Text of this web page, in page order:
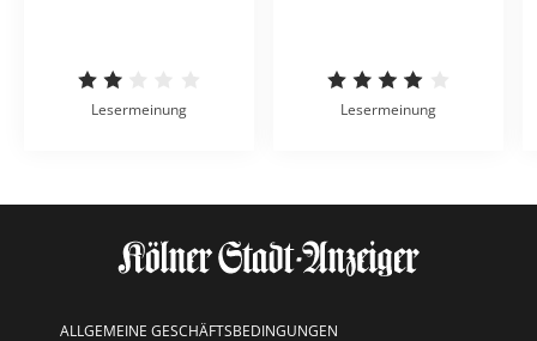
Lesermeinung Lesermeinung
ALLGEMEINE GESCHÄFTSBEDINGUNGEN